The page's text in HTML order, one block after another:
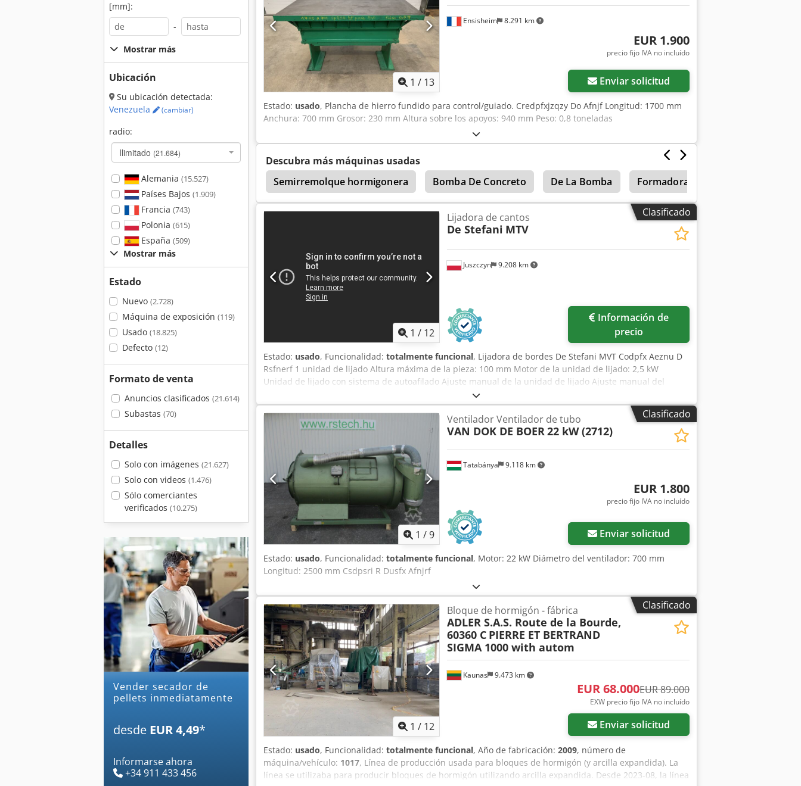
[mm]:
-
Mostrar más
Ubicación
Su ubicación detectada:
Venezuela
(cambiar)
radio:
Ilimitado (21.684)
Alemania (15.527)
Países Bajos (1.909)
Francia (743)
Polonia (615)
España (509)
Mostrar más
Estado
Nuevo (2.728)
Máquina de exposición (119)
Usado (18.825)
Defecto (12)
Formato de venta
Anuncios clasificados (21.614)
Subastas (70)
Detalles
Solo con imágenes (21.627)
Solo con videos (1.476)
Sólo comerciantes
verificados (10.275)
Vender secador de
pellets inmediatamente
desde EUR 4,49*
Informarse ahora
+34 911 433 456
1 / 13
Ensisheim 8.291 km
EUR 1.900
precio fijo IVA no incluído
Enviar solicitud
Estado: usado, Plancha de hierro fundido para control/guiado. Credpfxjzqzy Do Afnjf Longitud: 1700 mm
Anchura: 700 mm Grosor: 230 mm Altura sobre los apoyos: 940 mm Peso: 0,8 toneladas
Descubra más máquinas usadas
Semirremolque hormigonera
Bomba De Concreto De La Bomba Formadora De
Holzkraft Kgz 3050 Rectificadora De Perfiles
Clasificado
1 / 12
Juszczyn 9.208 km
Lijadora de cantos
De Stefani MTV
precio
Estado: usado, Funcionalidad: totalmente funcional, Lijadora de bordes De Stefani MVT Codpfx Aeznu D
Rsfnerf 1 unidad de lijado Altura máxima de la pieza: 100 mm Motor de la unidad de lijado: 2,5 kW
Unidad de lijado con sistema de autoafilado Ajuste manual de la unidad de lijado Ajuste manual del
ángulo de la unidad Unidad de lijado con oscilación Velocidad de avance regulable mediante variador
Motor de avance de 0,74 kW
Clasificado
1 /9
Tatabánya 9.118 km
Ventilador Ventilador de tubo
VAN DOK DE BOER22 kW (2712)
EUR 1.800
precio fijo IVA no incluído
Enviar solicitud
Estado: usado, Funcionalidad: totalmente funcional, Motor: 22 kW Diámetro del ventilador: 700 mm
Longitud: 2500 mm Csdpsri R Dusfx Afnjrf
Clasificado
1 / 12
Kaunas 9.473 km
Bloque de hormigón - fábrica
ADLER S.A.S. Route de la Bourde,
60360 C PIERRE ET BERTRAND
SIGMA 1000 with autom
EUR 68.000EUR 89.000
EXW precio fijo IVA no incluído
Enviar solicitud
Estado: usado, Funcionalidad: totalmente funcional, Año de fabricación: 2009, número de
máquina/vehículo: 1017, Línea de producción usada para bloques de hormigón (y arcilla expandida). La
línea se utilizaba para producir bloques de hormigón utilizando arcilla expandida. Desde 2023-08, la línea